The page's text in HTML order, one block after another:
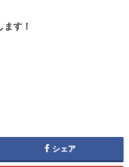
す！
シェア